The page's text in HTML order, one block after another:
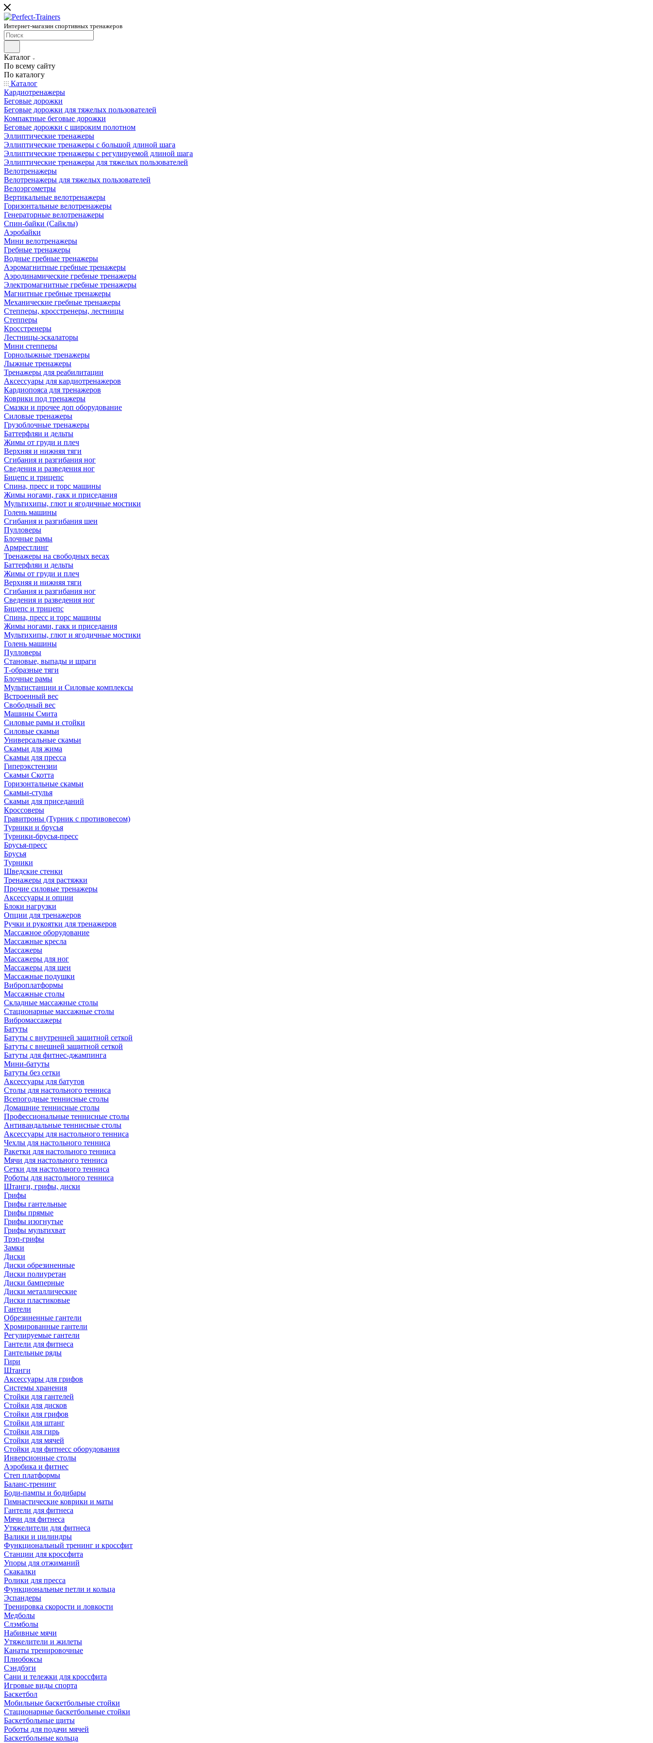
Интернет-магазин спортивных тренажеров
Каталог
По всему сайту
По каталогу
Каталог
Кардиотренажеры
Беговые дорожки
Беговые дорожки для тяжелых пользователей
Компактные беговые дорожки
Беговые дорожки с широким полотном
Эллиптические тренажеры
Эллиптические тренажеры с большой длиной шага
Эллиптические тренажеры с регулируемой длиной шага
Эллиптические тренажеры для тяжелых пользователей
Велотренажеры
Велотренажеры для тяжелых пользователей
Велоэргометры
Вертикальные велотренажеры
Горизонтальные велотренажеры
Генераторные велотренажеры
Спин-байки (Сайклы)
Аэробайки
Мини велотренажеры
Гребные тренажеры
Водные гребные тренажеры
Аэромагнитные гребные тренажеры
Аэродинамические гребные тренажеры
Электромагнитные гребные тренажеры
Магнитные гребные тренажеры
Механические гребные тренажеры
Степперы, кросстренеры, лестницы
Степперы
Кросстренеры
Лестницы-эскалаторы
Мини степперы
Горнолыжные тренажеры
Лыжные тренажеры
Тренажеры для реабилитации
Аксессуары для кардиотренажеров
Кардиопояса для тренажеров
Коврики под тренажеры
Смазки и прочее доп оборудование
Силовые тренажеры
Грузоблочные тренажеры
Баттерфляи и дельты
Жимы от груди и плеч
Верхняя и нижняя тяги
Сгибания и разгибания ног
Сведения и разведения ног
Бицепс и трицепс
Спина, пресс и торс машины
Жимы ногами, гакк и приседания
Мультихипы, глют и ягодичные мостики
Голень машины
Сгибания и разгибания шеи
Пулловеры
Блочные рамы
Армрестлинг
Тренажеры на свободных весах
Баттерфляи и дельты
Жимы от груди и плеч
Верхняя и нижняя тяги
Сгибания и разгибания ног
Сведения и разведения ног
Бицепс и трицепс
Спина, пресс и торс машины
Жимы ногами, гакк и приседания
Мультихипы, глют и ягодичные мостики
Голень машины
Пулловеры
Становые, выпады и шраги
Т-образные тяги
Блочные рамы
Мультистанции и Силовые комплексы
Встроенный вес
Свободный вес
Машины Смита
Силовые рамы и стойки
Силовые скамьи
Универсальные скамьи
Скамьи для жима
Скамьи для пресса
Гиперэкстензии
Скамьи Скотта
Горизонтальные скамьи
Скамьи-стулья
Скамьи для приседаний
Кроссоверы
Гравитроны (Турник с противовесом)
Турники и брусья
Турники-брусья-пресс
Брусья-пресс
Брусья
Турники
Шведские стенки
Тренажеры для растяжки
Прочие силовые тренажеры
Аксессуары и опции
Блоки нагрузки
Опции для тренажеров
Ручки и рукоятки для тренажеров
Массажное оборудование
Массажные кресла
Массажеры
Массажеры для ног
Массажеры для шеи
Массажные подушки
Виброплатформы
Массажные столы
Складные массажные столы
Стационарные массажные столы
Вибромассажеры
Батуты
Батуты с внутренней защитной сеткой
Батуты с внешней защитной сеткой
Батуты для фитнес-джампинга
Мини-батуты
Батуты без сетки
Аксессуары для батутов
Столы для настольного тенниса
Всепогодные теннисные столы
Домашние теннисные столы
Профессиональные теннисные столы
Антивандальные теннисные столы
Аксессуары для настольного тенниса
Чехлы для настольного тенниса
Ракетки для настольного тенниса
Мячи для настольного тенниса
Сетки для настольного тенниса
Роботы для настольного тенниса
Штанги, грифы, диски
Грифы
Грифы гантельные
Грифы прямые
Грифы изогнутые
Грифы мультихват
Трэп-грифы
Замки
Диски
Диски обрезиненные
Диски полиуретан
Диски бамперные
Диски металлические
Диски пластиковые
Гантели
Обрезиненные гантели
Хромированные гантели
Регулируемые гантели
Гантели для фитнеса
Гантельные ряды
Гири
Штанги
Аксессуары для грифов
Системы хранения
Стойки для гантелей
Стойки для дисков
Стойки для грифов
Стойки для штанг
Стойки для гирь
Стойки для мячей
Стойки для фитнесс оборудования
Инверсионные столы
Аэробика и фитнес
Степ платформы
Баланс-тренинг
Боди-пампы и бодибары
Гимнастические коврики и маты
Гантели для фитнеса
Мячи для фитнеса
Утяжелители для фитнеса
Валики и цилиндры
Функциональный тренинг и кроссфит
Станции для кроссфита
Упоры для отжиманий
Скакалки
Ролики для пресса
Функциональные петли и кольца
Эспандеры
Тренировка скорости и ловкости
Медболы
Слэмболы
Набивные мячи
Утяжелители и жилеты
Канаты тренировочные
Плиобоксы
Сэндбэги
Сани и тележки для кроссфита
Игровые виды спорта
Баскетбол
Мобильные баскетбольные стойки
Стационарные баскетбольные стойки
Баскетбольные щиты
Роботы для подачи мячей
Баскетбольные кольца